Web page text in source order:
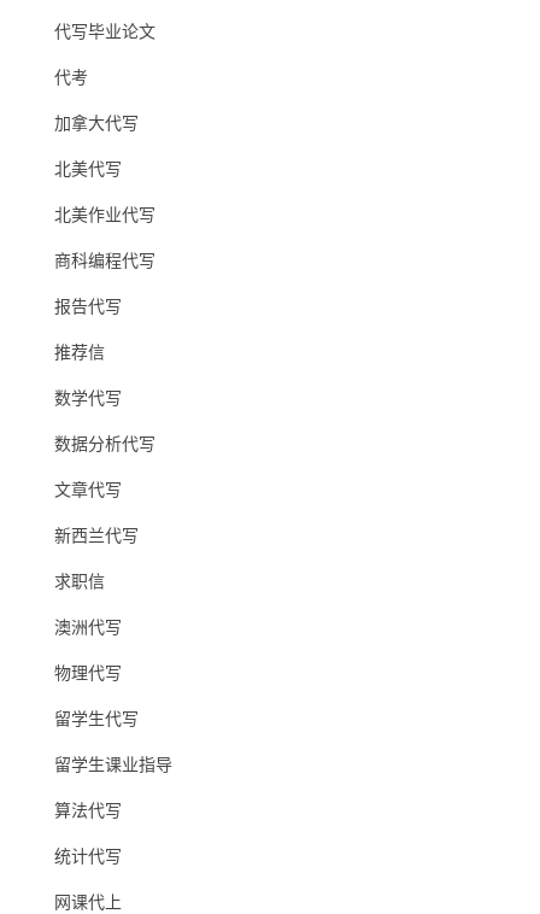
代写毕业论文
代考
加拿大代写
北美代写
北美作业代写
商科编程代写
报告代写
推荐信
数学代写
数据分析代写
文章代写
新西兰代写
求职信
澳洲代写
物理代写
留学生代写
留学生课业指导
算法代写
统计代写
网课代上